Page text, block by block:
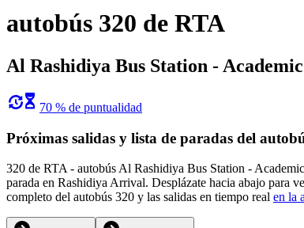
autobús 320 de RTA
Al Rashidiya Bus Station -
70 % de puntualidad
Próximas salidas y lista de paradas del
320 de RTA - autobús Al Rashidiya Bus Station -
parada en Rashidiya Arrival. Desplázate hacia abajo para
completo del autobús 320 y las salidas en tiempo real en la